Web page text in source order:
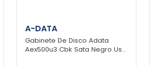
A-DATA
Gabinete De Disco Adata
Aex500u3 Cbk Sata Negro Us...